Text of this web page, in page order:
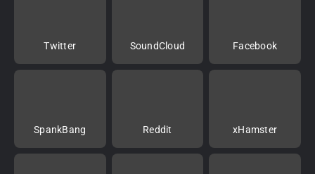
Twitter SoundCloud Facebook
SpankBang Reddit xHamster